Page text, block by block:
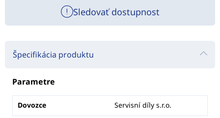
Sledovať dostupnost
Špecifikácia produktu
Parametre
Dovozce Servisní díly s.r.o.